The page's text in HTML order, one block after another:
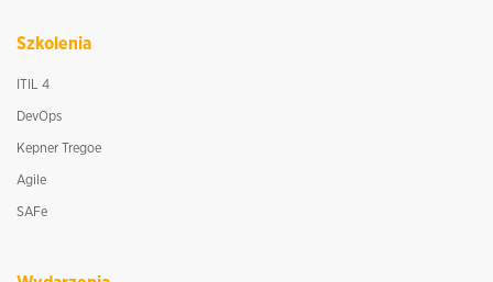
Szkolenia
ITIL 4
DevOps
Kepner Tregoe
Agile
SAFe